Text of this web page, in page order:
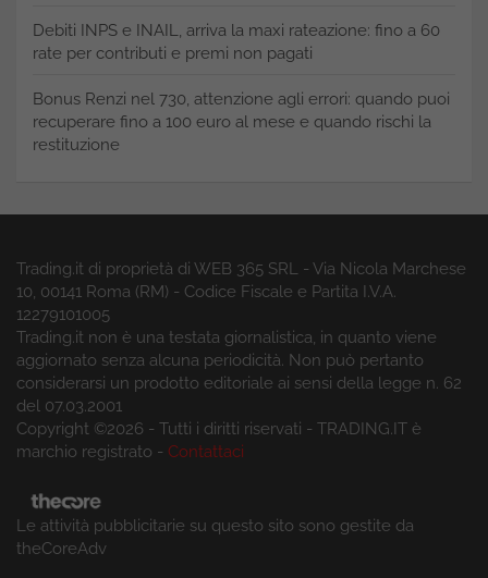
Debiti INPS e INAIL, arriva la maxi rateazione: fino a 60
rate per contributi e premi non pagati
Bonus Renzi nel 730, attenzione agli errori: quando puoi
recuperare fino a 100 euro al mese e quando rischi la
restituzione
Trading.it di proprietà di WEB 365 SRL - Via Nicola Marchese
10, 00141 Roma (RM) - Codice Fiscale e Partita I.V.A.
12279101005
Trading.it non è una testata giornalistica, in quanto viene
aggiornato senza alcuna periodicità. Non può pertanto
considerarsi un prodotto editoriale ai sensi della legge n. 62
del 07.03.2001
Copyright ©2026 - Tutti i diritti riservati - TRADING.IT è
marchio registrato - Contattaci
Le attività pubblicitarie su questo sito sono gestite da
theCoreAdv